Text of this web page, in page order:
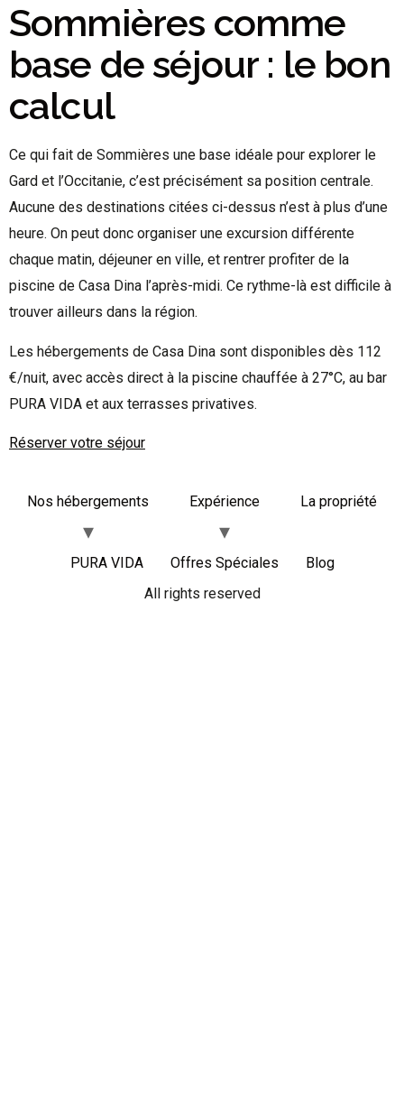
Sommières comme
base de séjour : le bon
calcul
Ce qui fait de Sommières une base idéale pour explorer le
Gard et l’Occitanie, c’est précisément sa position centrale.
Aucune des destinations citées ci-dessus n’est à plus d’une
heure. On peut donc organiser une excursion différente
chaque matin, déjeuner en ville, et rentrer profiter de la
piscine de Casa Dina l’après-midi. Ce rythme-là est difficile à
trouver ailleurs dans la région.
Les hébergements de Casa Dina sont disponibles dès 112
€/nuit, avec accès direct à la piscine chauffée à 27°C, au bar
PURA VIDA et aux terrasses privatives.
Réserver votre séjour
Nos hébergements Expérience La propriété
PURA VIDA Offres Spéciales
Blog
All rights reserved